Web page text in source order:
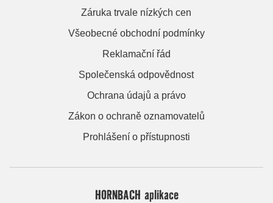
Záruka trvale nízkých cen
Všeobecné obchodní podmínky
Reklamační řád
Společenská odpovědnost
Ochrana údajů a právo
Zákon o ochraně oznamovatelů
Prohlášení o přístupnosti
HORNBACH aplikace